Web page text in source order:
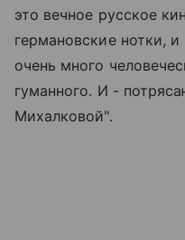
это вечное русское
германовские нотки,
очень много
гуманного. И -
Михалковой".